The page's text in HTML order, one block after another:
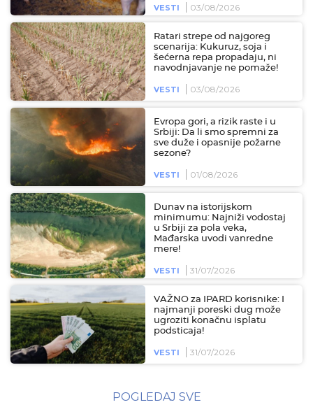
VESTI 03/08/2026
Ratari strepe od najgoreg
scenarija: Kukuruz, soja i
šećerna repa propadaju, ni
navodnjavanje ne pomaže!
VESTI 03/08/2026
Evropa gori, a rizik raste i u
Srbiji: Da li smo spremni za
sve duže i opasnije požarne
sezone?
VESTI 01/08/2026
Dunav na istorijskom
minimumu: Najniži vodostaj
u Srbiji za pola veka,
Mađarska uvodi vanredne
mere!
VESTI 31/07/2026
VAŽNO za IPARD korisnike: I
najmanji poreski dug može
ugroziti konačnu isplatu
podsticaja!
VESTI 31/07/2026
POGLEDAJ SVE